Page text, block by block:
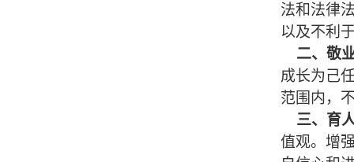
法和法律
以及不利
二、敬
成长为己
范围内，
三、育
值观。增